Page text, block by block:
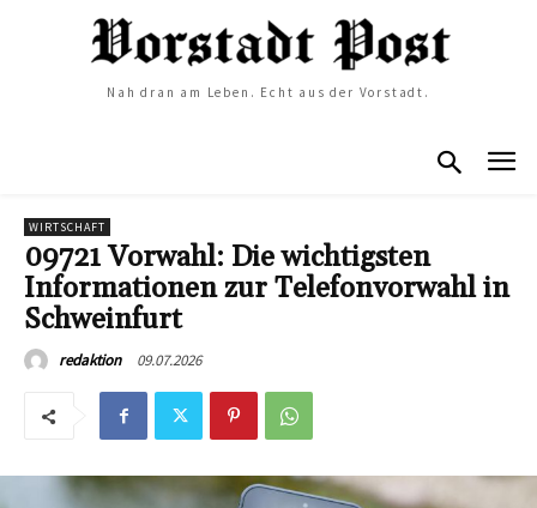
Nah dran am Leben. Echt aus der Vorstadt.
WIRTSCHAFT
09721 Vorwahl: Die wichtigsten
Informationen zur Telefonvorwahl in
Schweinfurt
redaktion 09.07.2026